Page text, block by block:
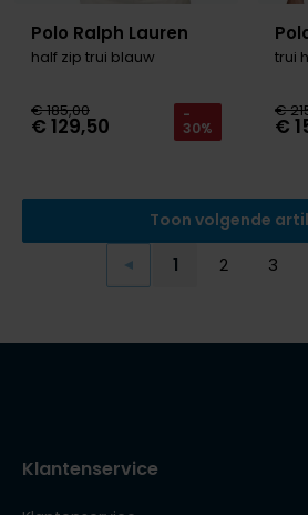
Polo Ralph Lauren
half zip trui blauw
€ 185,00
€ 129,50 -
30%
trui
€
€
Toon volgende
Vorige
1 2 3
Klantenservice